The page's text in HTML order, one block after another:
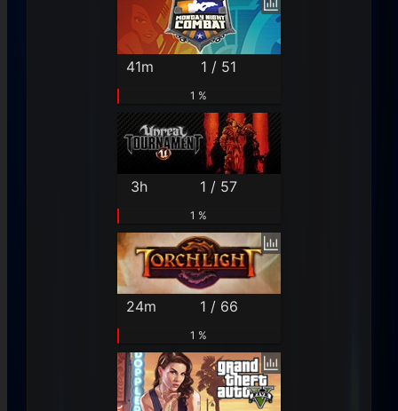
41m 1 / 51
1 %
3h 1 / 57
1 %
24m 1 / 66
1 %